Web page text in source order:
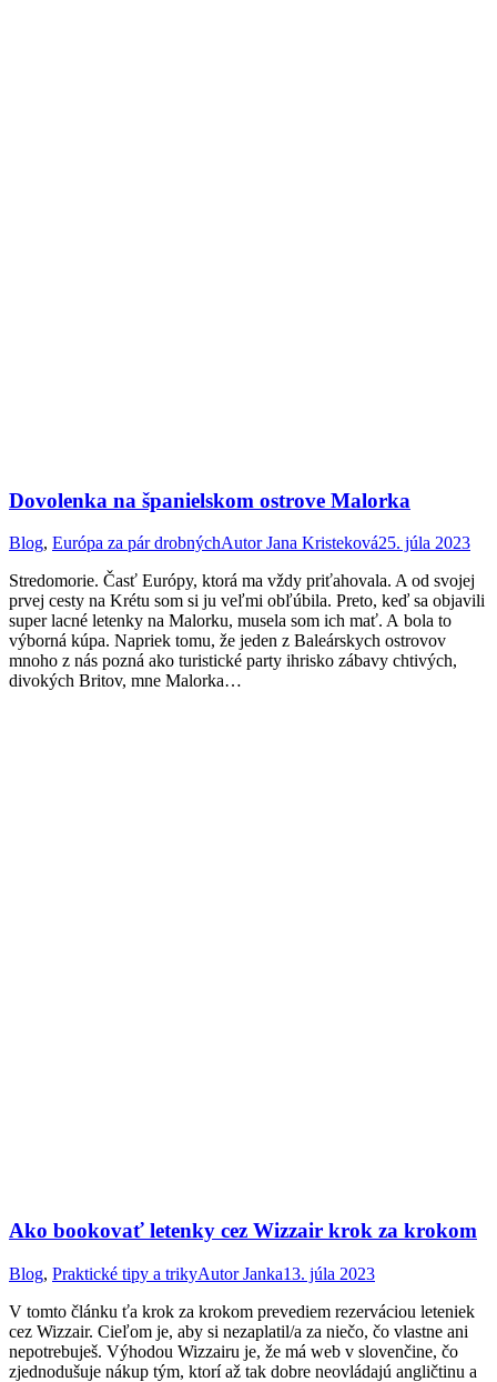
Dovolenka na španielskom ostrove Malorka
Blog, Európa za pár drobnýchAutorJana Kristeková25. júla 2023
Stredomorie. Časť Európy, ktorá ma vždy priťahovala. A od svojej
prvej cesty na Krétu som si ju veľmi obľúbila. Preto, keď sa objavili
super lacné letenky na Malorku, musela som ich mať. A bola to
výborná kúpa. Napriek tomu, že jeden z Baleárskych ostrovov
mnoho z nás pozná ako turistické party ihrisko zábavy chtivých,
divokých Britov, mne Malorka…
Ako bookovať letenky cez Wizzair krok za krokom
Blog, Praktické tipy a trikyAutorJanka13. júla 2023
V tomto článku ťa krok za krokom prevediem rezerváciou leteniek
cez Wizzair. Cieľom je, aby si nezaplatil/a za niečo, čo vlastne ani
nepotrebuješ. Výhodou Wizzairu je, že má web v slovenčine, čo
zjednodušuje nákup tým, ktorí až tak dobre neovládajú angličtinu a